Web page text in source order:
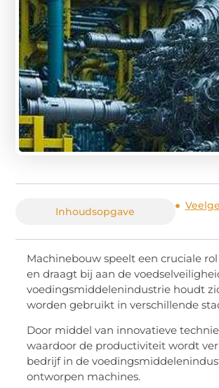
Inhoudsopgave
Machinebouw speelt een cruciale
en draagt bij aan de
voedingsmiddelenindustrie houdt
worden gebruikt in verschillende
Door middel van innovatieve
waardoor de productiviteit wordt
bedrijf in de
ontworpen machines.